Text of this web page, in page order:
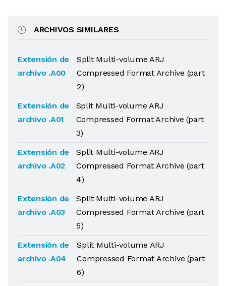
ARCHIVOS SIMILARES
Extensión de
archivo .A00
Split Multi-volume ARJ
Compressed Format Archive (part
2)
Extensión de
archivo .A01
Split Multi-volume ARJ
Compressed Format Archive (part
3)
Extensión de
archivo .A02
Split Multi-volume ARJ
Compressed Format Archive (part
4)
Extensión de
archivo .A03
Split Multi-volume ARJ
Compressed Format Archive (part
5)
Extensión de
archivo .A04
Split Multi-volume ARJ
Compressed Format Archive (part
6)